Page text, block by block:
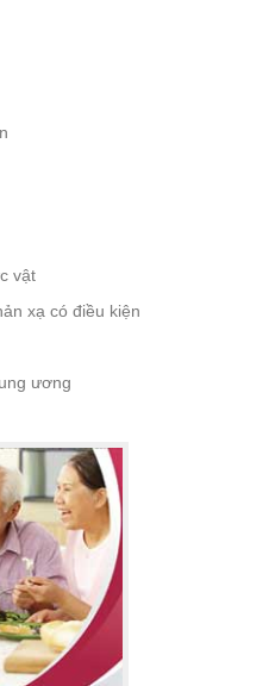
vật
xạ có điều kiện
ương